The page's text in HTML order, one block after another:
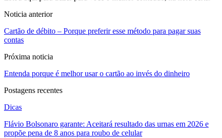
Noticia anterior
Cartão de débito – Porque preferir esse método para pagar suas
contas
Próxima noticia
Entenda porque é melhor usar o cartão ao invés do dinheiro
Postagens recentes
Dicas
Flávio Bolsonaro garante: Aceitará resultado das urnas em 2026 e
propõe pena de 8 anos para roubo de celular